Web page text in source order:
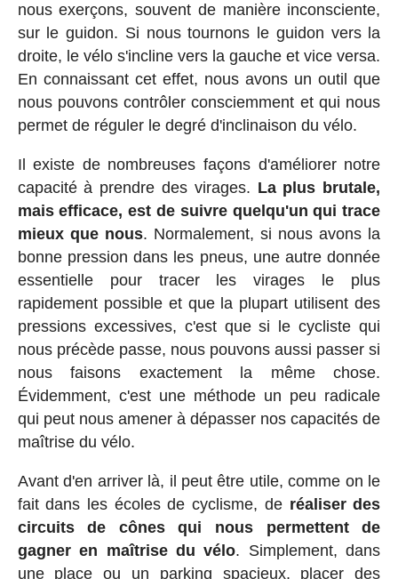
nous exerçons, souvent de manière inconsciente,
sur le guidon. Si nous tournons le guidon vers la
droite, le vélo s'incline vers la gauche et vice versa.
En connaissant cet effet, nous avons un outil que
nous pouvons contrôler consciemment et qui nous
permet de réguler le degré d'inclinaison du vélo.
Il existe de nombreuses façons d'améliorer notre
capacité à prendre des virages. La plus brutale,
mais efficace, est de suivre quelqu'un qui trace
mieux que nous. Normalement, si nous avons la
bonne pression dans les pneus, une autre donnée
essentielle pour tracer les virages le plus
rapidement possible et que la plupart utilisent des
pressions excessives, c'est que si le cycliste qui
nous précède passe, nous pouvons aussi passer si
nous faisons exactement la même chose.
Évidemment, c'est une méthode un peu radicale
qui peut nous amener à dépasser nos capacités de
maîtrise du vélo.
Avant d'en arriver là, il peut être utile, comme on le
fait dans les écoles de cyclisme, de réaliser des
circuits de cônes qui nous permettent de
gagner en maîtrise du vélo. Simplement, dans
une place ou un parking spacieux, placer des